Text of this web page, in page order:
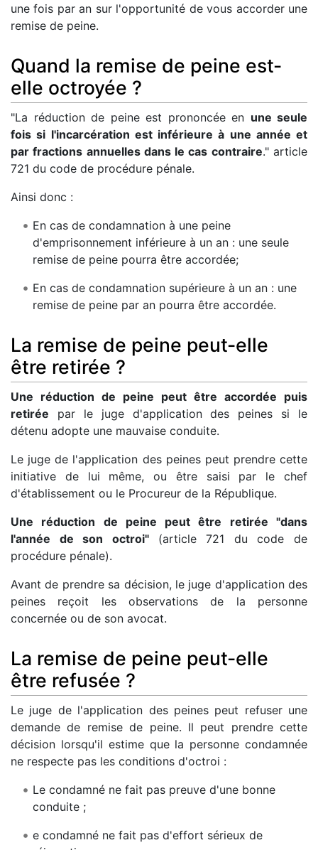
une fois par an sur l'opportunité de vous accorder une
remise de peine.
Quand la remise de peine est-
elle octroyée ?
"La réduction de peine est prononcée en une seule
fois si l'incarcération est inférieure à une année et
par fractions annuelles dans le cas contraire." article
721 du code de procédure pénale.
Ainsi donc :
En cas de condamnation à une peine
d'emprisonnement inférieure à un an : une seule
remise de peine pourra être accordée;
En cas de condamnation supérieure à un an : une
remise de peine par an pourra être accordée.
La remise de peine peut-elle
être retirée ?
Une réduction de peine peut être accordée puis
retirée par le juge d'application des peines si le
détenu adopte une mauvaise conduite.
Le juge de l'application des peines peut prendre cette
initiative de lui même, ou être saisi par le chef
d'établissement ou le Procureur de la République.
Une réduction de peine peut être retirée "dans
l'année de son octroi" (article 721 du code de
procédure pénale).
Avant de prendre sa décision, le juge d'application des
peines reçoit les observations de la personne
concernée ou de son avocat.
La remise de peine peut-elle
être refusée ?
Le juge de l'application des peines peut refuser une
demande de remise de peine. Il peut prendre cette
décision lorsqu'il estime que la personne condamnée
ne respecte pas les conditions d'octroi :
Le condamné ne fait pas preuve d'une bonne
conduite ;
e condamné ne fait pas d'effort sérieux de